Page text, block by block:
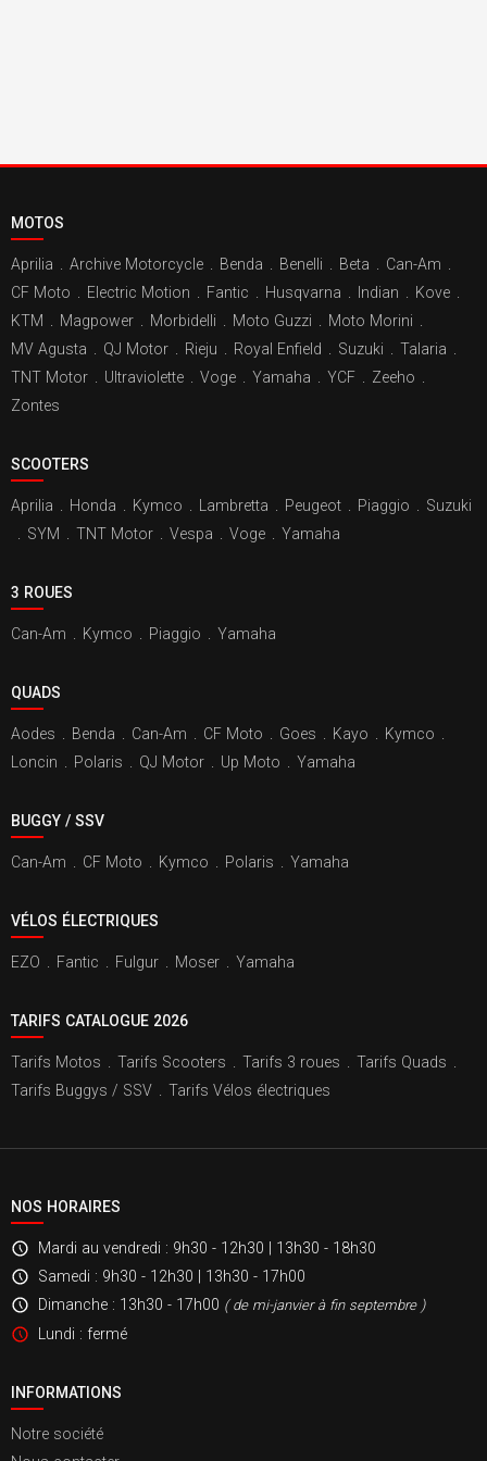
MOTOS
Aprilia . Archive Motorcycle . Benda . Benelli . Beta . Can-Am .
CF Moto . Electric Motion . Fantic . Husqvarna . Indian . Kove .
KTM . Magpower . Morbidelli . Moto Guzzi . Moto Morini .
MV Agusta . QJ Motor . Rieju . Royal Enfield . Suzuki . Talaria .
TNT Motor . Ultraviolette . Voge . Yamaha . YCF . Zeeho .
Zontes
SCOOTERS
Aprilia . Honda . Kymco . Lambretta . Peugeot . Piaggio . Suzuki
. SYM . TNT Motor . Vespa . Voge . Yamaha
3 ROUES
Can-Am . Kymco . Piaggio . Yamaha
QUADS
Aodes . Benda . Can-Am . CF Moto . Goes . Kayo . Kymco .
Loncin . Polaris . QJ Motor . Up Moto . Yamaha
BUGGY / SSV
Can-Am . CF Moto . Kymco . Polaris . Yamaha
VÉLOS ÉLECTRIQUES
EZO . Fantic . Fulgur . Moser . Yamaha
TARIFS CATALOGUE 2026
Tarifs Motos . Tarifs Scooters . Tarifs 3 roues . Tarifs Quads .
Tarifs Buggys / SSV . Tarifs Vélos électriques
NOS HORAIRES
Mardi au vendredi : 9h30 - 12h30 | 13h30 - 18h30
Samedi : 9h30 - 12h30 | 13h30 - 17h00
Dimanche : 13h30 - 17h00 ( de mi-janvier à fin septembre )
Lundi : fermé
INFORMATIONS
Notre société